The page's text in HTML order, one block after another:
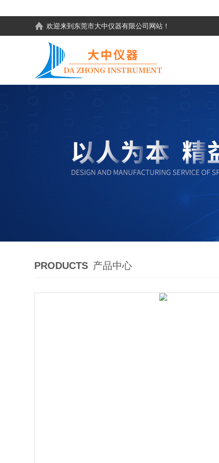
欢迎来到东莞市大中仪器有限公司网站！
PRODUCTS 产品中心